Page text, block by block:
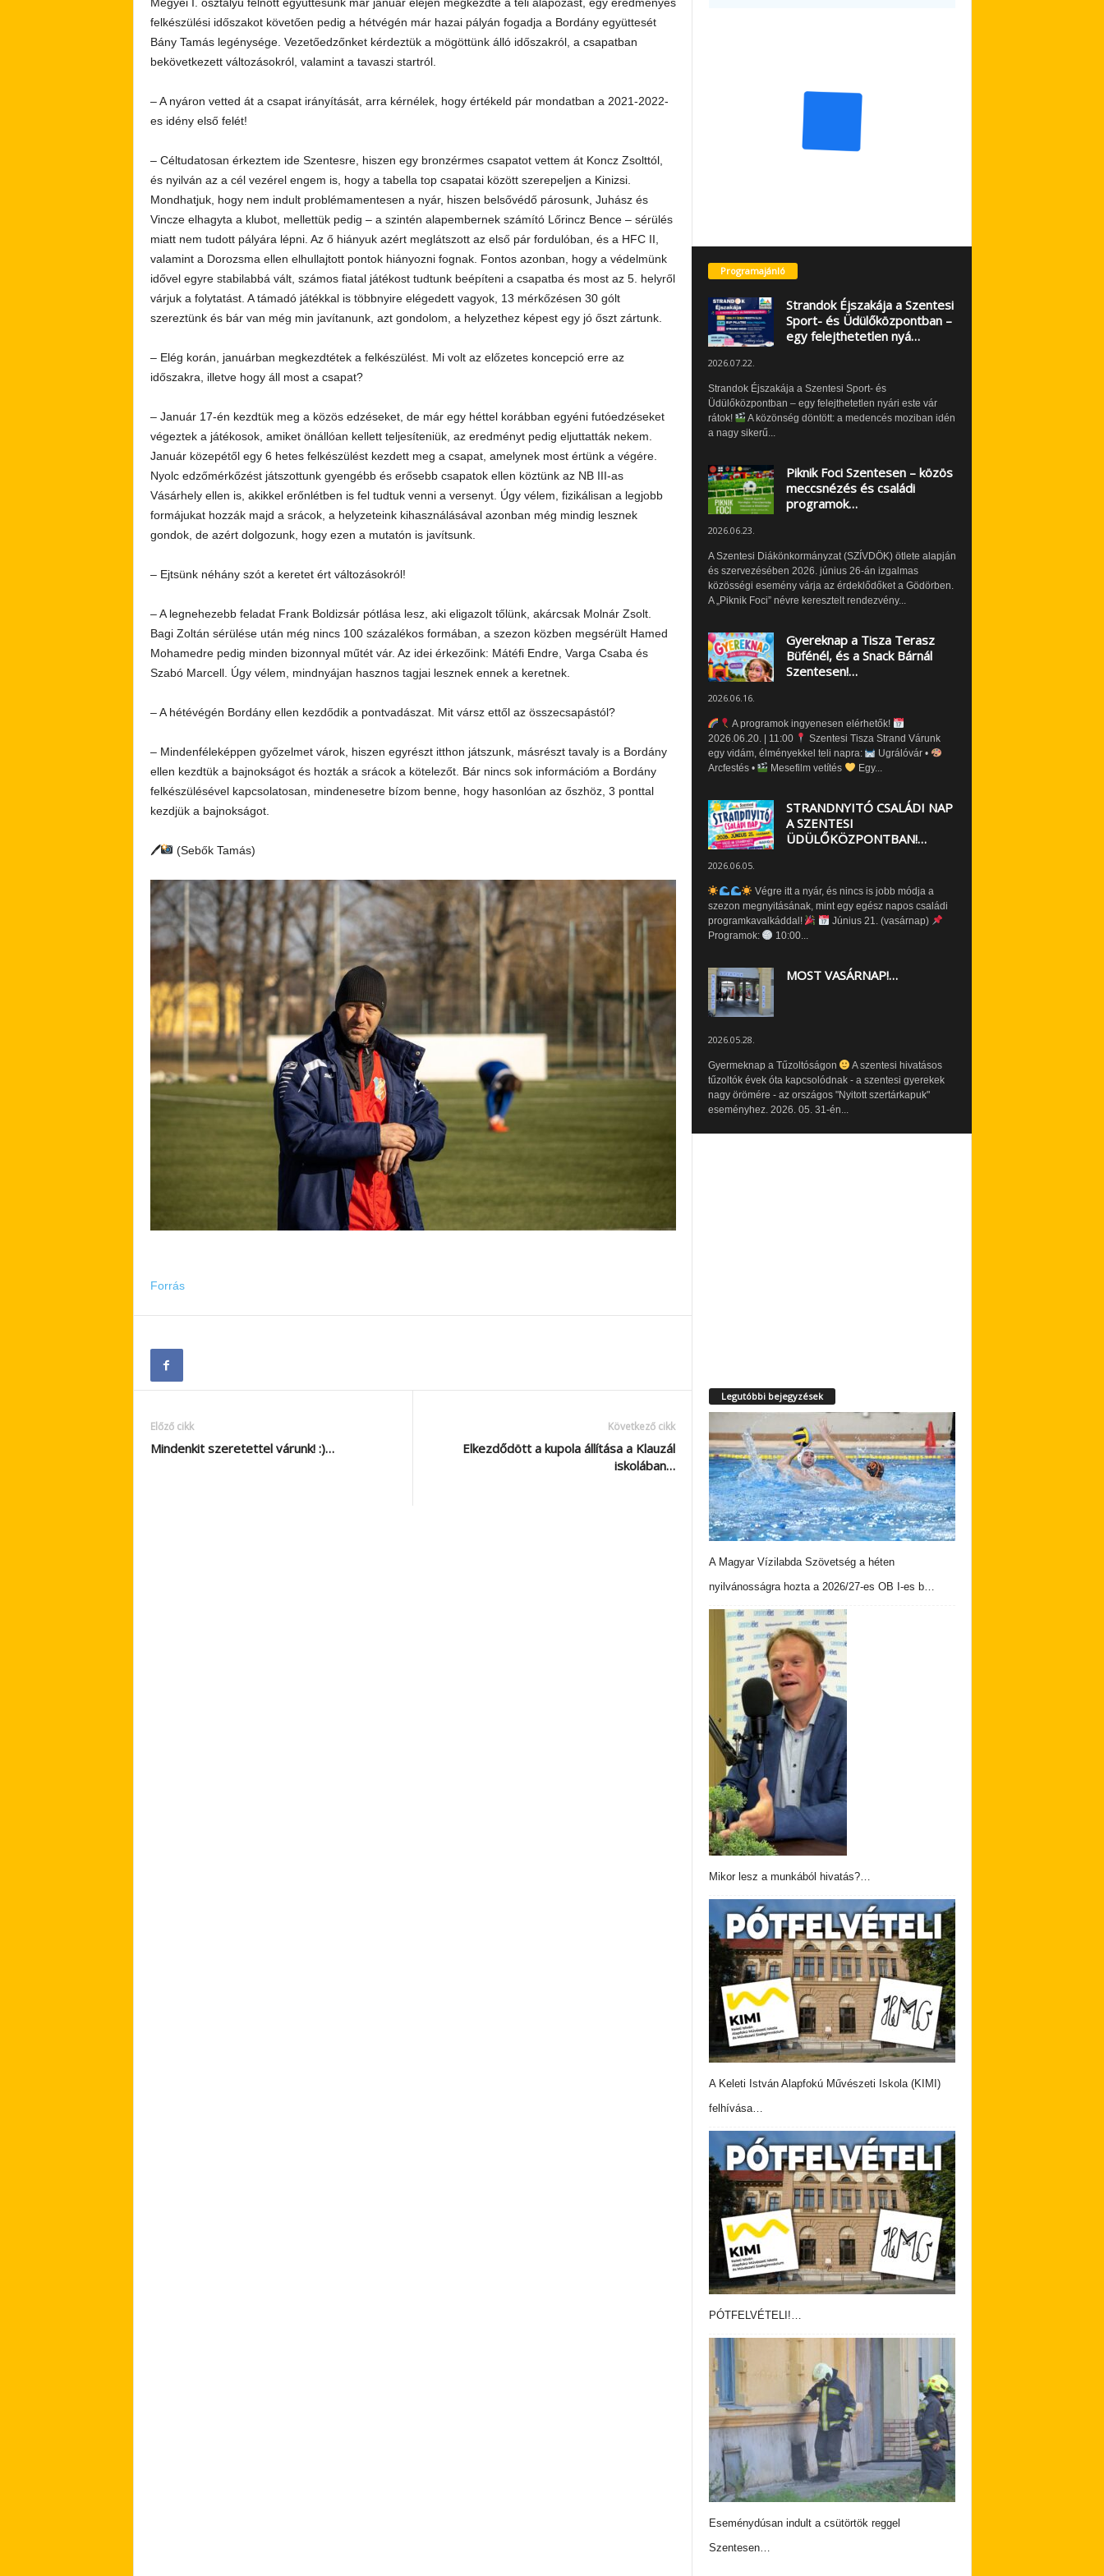
felkészülési időszakot követően pedig a hétvégén már hazai pályán fogadja a Bordány együttesét
Bány Tamás legénysége. Vezetőedzőnket kérdeztük a mögöttünk álló időszakról, a csapatban
bekövetkezett változásokról, valamint a tavaszi startról.
– A nyáron vetted át a csapat irányítását, arra kérnélek, hogy értékeld pár mondatban a 2021-2022-
es idény első felét!
– Céltudatosan érkeztem ide Szentesre, hiszen egy bronzérmes csapatot vettem át Koncz Zsolttól,
és nyilván az a cél vezérel engem is, hogy a tabella top csapatai között szerepeljen a Kinizsi.
Mondhatjuk, hogy nem indult problémamentesen a nyár, hiszen belsővédő párosunk, Juhász és
Vincze elhagyta a klubot, mellettük pedig – a szintén alapembernek számító Lőrincz Bence – sérülés
miatt nem tudott pályára lépni. Az ő hiányuk azért meglátszott az első pár fordulóban, és a HFC II,
valamint a Dorozsma ellen elhullajtott pontok hiányozni fognak. Fontos azonban, hogy a védelmünk
idővel egyre stabilabbá vált, számos fiatal játékost tudtunk beépíteni a csapatba és most az 5. helyről
várjuk a folytatást. A támadó játékkal is többnyire elégedett vagyok, 13 mérkőzésen 30 gólt
szereztünk és bár van még min javítanunk, azt gondolom, a helyzethez képest egy jó őszt zártunk.
– Elég korán, januárban megkezdtétek a felkészülést. Mi volt az előzetes koncepció erre az
időszakra, illetve hogy áll most a csapat?
– Január 17-én kezdtük meg a közös edzéseket, de már egy héttel korábban egyéni futóedzéseket
végeztek a játékosok, amiket önállóan kellett teljesíteniük, az eredményt pedig eljuttatták nekem.
Január közepétől egy 6 hetes felkészülést kezdett meg a csapat, amelynek most értünk a végére.
Nyolc edzőmérkőzést játszottunk gyengébb és erősebb csapatok ellen köztünk az NB III-as
Vásárhely ellen is, akikkel erőnlétben is fel tudtuk venni a versenyt. Úgy vélem, fizikálisan a legjobb
formájukat hozzák majd a srácok, a helyzeteink kihasználásával azonban még mindig lesznek
gondok, de azért dolgozunk, hogy ezen a mutatón is javítsunk.
– Ejtsünk néhány szót a keretet ért változásokról!
– A legnehezebb feladat Frank Boldizsár pótlása lesz, aki eligazolt tőlünk, akárcsak Molnár Zsolt.
Bagi Zoltán sérülése után még nincs 100 százalékos formában, a szezon közben megsérült Hamed
Mohamedre pedig minden bizonnyal műtét vár. Az idei érkezőink: Mátéfi Endre, Varga Csaba és
Szabó Marcell. Úgy vélem, mindnyájan hasznos tagjai lesznek ennek a keretnek.
– A hétévégén Bordány ellen kezdődik a pontvadászat. Mit vársz ettől az összecsapástól?
– Mindenféleképpen győzelmet várok, hiszen egyrészt itthon játszunk, másrészt tavaly is a Bordány
ellen kezdtük a bajnokságot és hozták a srácok a kötelezőt. Bár nincs sok információm a Bordány
felkészülésével kapcsolatosan, mindenesetre bízom benne, hogy hasonlóan az őszhöz, 3 ponttal
kezdjük a bajnokságot.
🖊 (Sebők Tamás)
Forrás
Előző cikk
Mindenkit szeretettel várunk! :)…
Következő cikk
Elkezdődött a kupola állítása a Klauzál
iskolában…
Programajánló
Strandok Éjszakája a Szentesi
Sport- és Üdülőközpontban –
egy felejthetetlen nyá…
2026.07.22.
Strandok Éjszakája a Szentesi Sport- és
Üdülőközpontban – egy felejthetetlen nyári este vár
rátok!
A közönség döntött: a medencés moziban idén
a nagy sikerű...
Piknik Foci Szentesen – közös
meccsnézés és családi
programok…
2026.06.23.
A Szentesi Diákönkormányzat (SZÍVDÖK) ötlete alapján
és szervezésében 2026. június 26-án izgalmas
közösségi esemény várja az érdeklődőket a Gödörben.
A „Piknik Foci” névre keresztelt rendezvény...
Gyereknap a Tisza Terasz
Büfénél, és a Snack Bárnál
Szentesen!…
2026.06.16.
A programok ingyenesen elérhetők!
2026.06.20. | 11:00
Szentesi Tisza Strand Várunk
egy vidám, élményekkel teli napra:
Ugrálóvár •
Arcfestés •
Mesefilm vetítés Egy...
STRANDNYITÓ CSALÁDI NAP
A SZENTESI
ÜDÜLŐKÖZPONTBAN!…
2026.06.05.
Végre itt a nyár, és nincs is jobb módja a
szezon megnyitásának, mint egy egész napos családi
programkavalkáddal!
Június 21. (vasárnap)
Programok:
10:00...
MOST VASÁRNAP!…
2026.05.28.
Gyermeknap a Tűzoltóságon
A szentesi hivatásos
tűzoltók évek óta kapcsolódnak - a szentesi gyerekek
nagy örömére - az országos "Nyitott szertárkapuk"
eseményhez. 2026. 05. 31-én...
Legutóbbi bejegyzések
A Magyar Vízilabda Szövetség a héten
nyilvánosságra hozta a 2026/27-es OB I-es b…
Mikor lesz a munkából hivatás?…
A Keleti István Alapfokú Művészeti Iskola (KIMI)
felhívása…
PÓTFELVÉTELI!…
Eseménydúsan indult a csütörtök reggel
Szentesen…